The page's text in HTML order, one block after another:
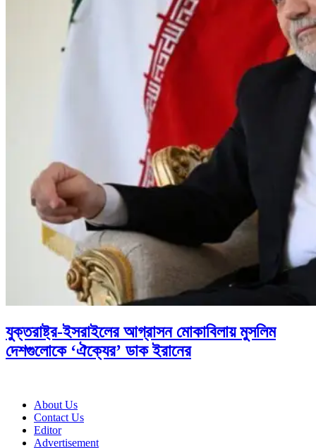
যুক্তরাষ্ট্র-ইসরাইলের আগ্রাসন মোকাবিলায় মুসলিম
দেশগুলোকে ‘ঐক্যের’ ডাক ইরানের
About Us
Contact Us
Editor
Advertisement